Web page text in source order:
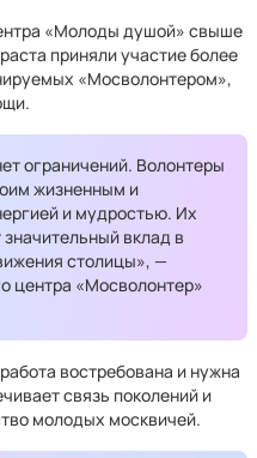
«Молоды душой» свыше
приняли участие более
«Мосволонтером»,
ограничений. Волонтеры
жизненным и
и мудростью. Их
вклад в
столицы», —
центра «Мосволонтер»
востребована и нужна
связь поколений и
молодых москвичей.